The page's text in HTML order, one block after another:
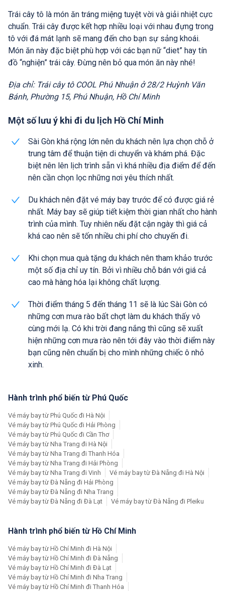
Hành trình phổ biến từ Phú Quốc
Vé máy bay từ Phú Quốc đi Hà Nội
Vé máy bay từ Phú Quốc đi Hải Phòng
Vé máy bay từ Phú Quốc đi Cần Thơ
Vé máy bay từ Nha Trang đi Hà Nội
Vé máy bay từ Nha Trang đi Thanh Hóa
Vé máy bay từ Nha Trang đi Hải Phòng
Vé máy bay từ Nha Trang đi Vinh
Vé máy bay từ Đà Nẵng đi Hà Nội
Vé máy bay từ Đà Nẵng đi Hải Phòng
Vé máy bay từ Đà Nẵng đi Nha Trang
Vé máy bay từ Đà Nẵng đi Đà Lạt
Vé máy bay từ Đà Nẵng đi Pleiku
Hành trình phổ biến từ Hồ Chí Minh
Vé máy bay từ Hồ Chí Minh đi Hà Nội
Vé máy bay từ Hồ Chí Minh đi Đà Nẵng
Vé máy bay từ Hồ Chí Minh đi Đà Lạt
Vé máy bay từ Hồ Chí Minh đi Nha Trang
Vé máy bay từ Hồ Chí Minh đi Thanh Hóa
Trái cây tô là món ăn tráng miệng tuyệt vời và giải nhiệt cực
chuẩn. Trái cây được kết hợp nhiều loại với nhau đựng trong
tô với đá mát lạnh sẽ mang đến cho bạn sự sảng khoái.
Món ăn này đặc biệt phù hợp với các bạn nữ “diet” hay tín
đồ “nghiện” trái cây. Đừng nên bỏ qua món ăn này nhé!
Địa chỉ: Trái cây tô COOL Phú Nhuận ở 28/2 Huỳnh Văn
Bánh, Phường 15, Phú Nhuận, Hồ Chí Minh
Một số lưu ý khi đi du lịch Hồ Chí Minh
Sài Gòn khá rộng lớn nên du khách nên lựa chọn chỗ ở
trung tâm để thuận tiện di chuyển và khám phá. Đặc
biệt nên lên lịch trình sẵn vì khá nhiều địa điểm để đến
nên cần chọn lọc những nơi yêu thích nhất.
Du khách nên đặt vé máy bay trước để có được giá rẻ
nhất. Máy bay sẽ giúp tiết kiệm thời gian nhất cho hành
trình của mình. Tuy nhiên nếu đặt cận ngày thì giá cả
khá cao nên sẽ tốn nhiều chi phí cho chuyến đi.
Khi chọn mua quà tặng du khách nên tham khảo trước
một số địa chỉ uy tín. Bởi vì nhiều chỗ bán với giá cả
cao mà hàng hóa lại không chất lượng.
Thời điểm tháng 5 đến tháng 11 sẽ là lúc Sài Gòn có
những cơn mưa rào bất chợt làm du khách thấy vô
cùng mới lạ. Có khi trời đang nắng thì cũng sẽ xuất
hiện những cơn mưa rào nên tới đây vào thời điểm này
bạn cũng nên chuẩn bị cho mình những chiếc ô nhỏ
xinh.